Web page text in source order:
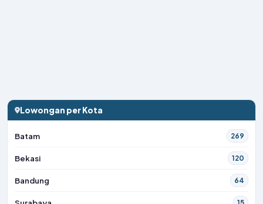
Lowongan per Kota
Batam 269
Bekasi 120
Bandung 64